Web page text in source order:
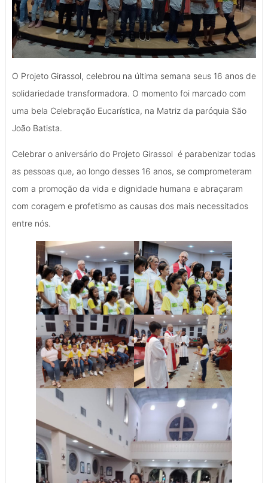
O Projeto Girassol, celebrou na última semana seus 16 anos de
solidariedade transformadora. O momento foi marcado com
uma bela Celebração Eucarística, na Matriz da paróquia São
João Batista.
Celebrar o aniversário do Projeto Girassol é parabenizar todas
as pessoas que, ao longo desses 16 anos, se comprometeram
com a promoção da vida e dignidade humana e abraçaram
com coragem e profetismo as causas dos mais necessitados
entre nós.